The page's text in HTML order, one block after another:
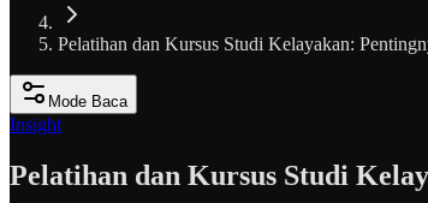
Pelatihan dan Kursus Studi Kelayakan:
Mode Baca
Insight
Pelatihan dan Kursus Studi